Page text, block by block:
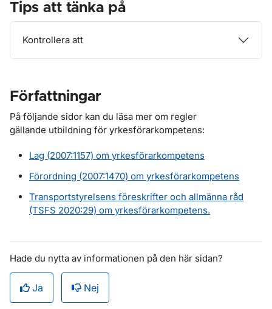
Tips att tänka på
Kontrollera att
Författningar
På följande sidor kan du läsa mer om regler
gällande utbildning för yrkesförarkompetens:
Lag (2007:1157) om yrkesförarkompetens
Förordning (2007:1470) om yrkesförarkompetens
Transportstyrelsens föreskrifter och allmänna råd
(TSFS 2020:29) om yrkesförarkompetens.
Hade du nytta av informationen på den här sidan?
Ja Nej